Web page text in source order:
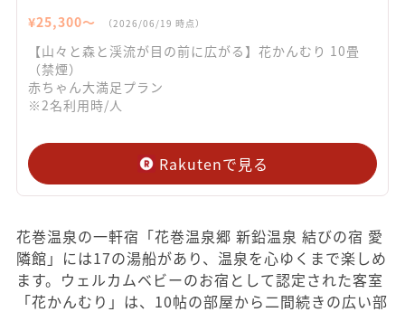
¥25,300〜 （2026/06/19 時点）
【山々と森と渓流が目の前に広がる】花かんむり 10畳
（禁煙）
赤ちゃん大満足プラン
※2名利用時/人
Rakutenで見る
花巻温泉の一軒宿「花巻温泉郷 新鉛温泉 結びの宿 愛
隣館」には17の湯船があり、温泉を心ゆくまで楽しめ
ます。ウェルカムベビーのお宿として認定された客室
「花かんむり」は、10帖の部屋から二間続きの広い部